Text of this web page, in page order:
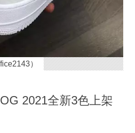
）
2021全新3色上架